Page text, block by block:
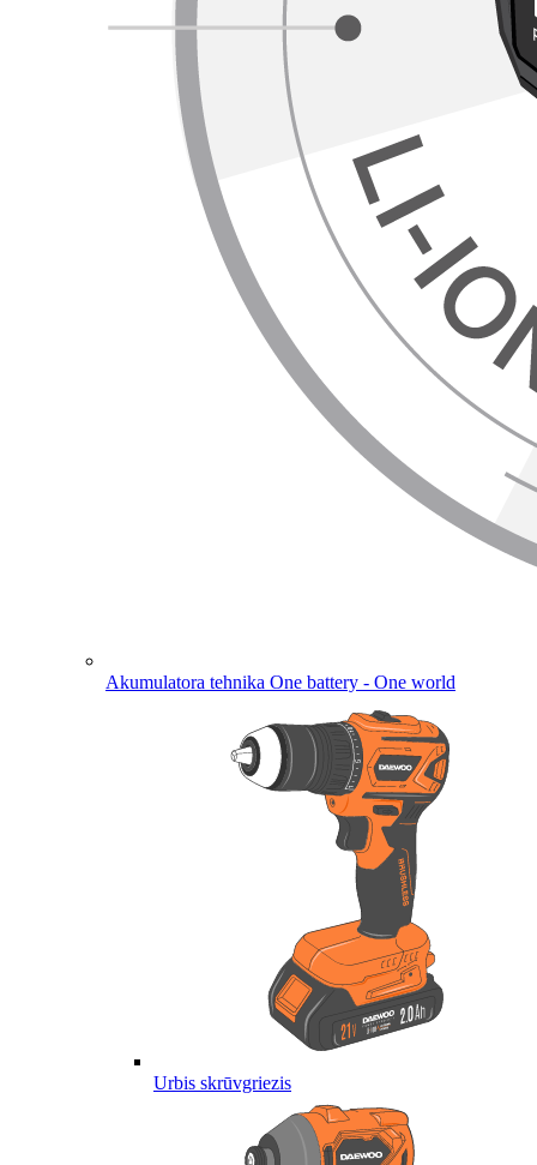
Akumulatora tehnika One battery - One world
Urbis skrūvgriezis